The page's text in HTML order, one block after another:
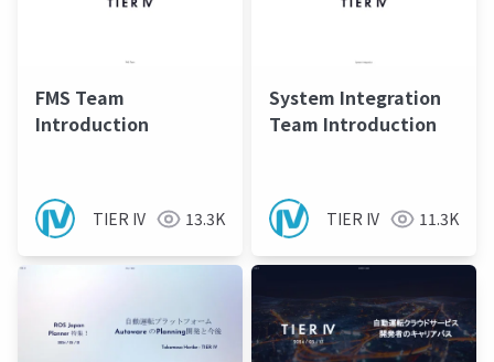
FMS Team
Introduction
TIER IV 13.3K
System Integration
Team Introduction
TIER IV 11.3K